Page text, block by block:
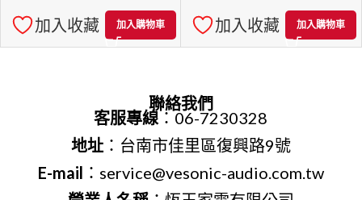
加入收藏
加入購物車
加入收藏
加入購物車
聯絡我們
客服專線：06-7230328
地址：台南市佳里區復興路9號
E-mail ：service@vesonic-audio.com.tw